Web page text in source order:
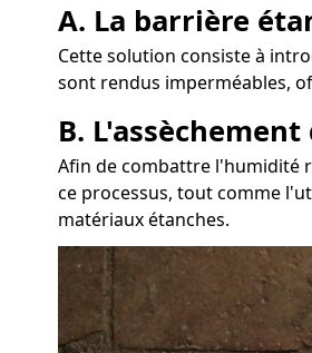
A. La barrière
Cette solution consiste à
sont rendus imperméables,
B.
Afin de combattre l'humidité
ce processus, tout comme
matériaux étanches.